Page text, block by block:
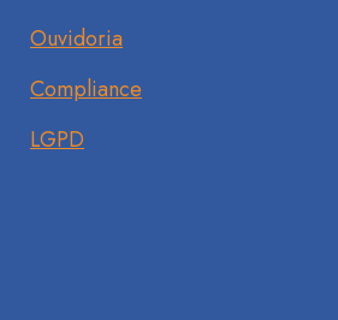
Ouvidoria
Compliance
LGPD